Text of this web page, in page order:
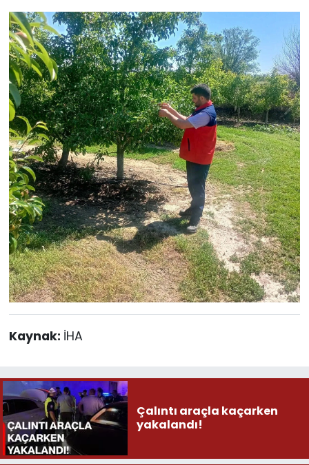
Kaynak: İHA
Çalıntı araçla kaçarken
yakalandı!